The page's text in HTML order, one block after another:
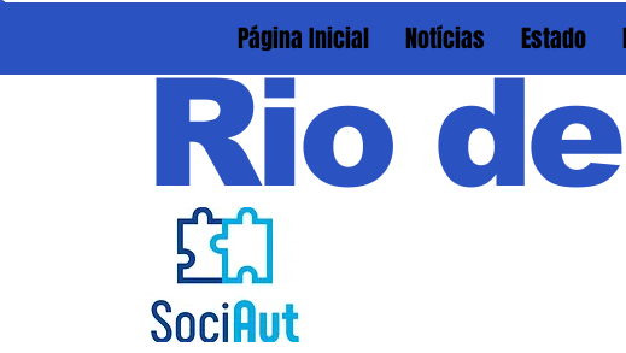
Página Inicial Notícias Estado
Rio